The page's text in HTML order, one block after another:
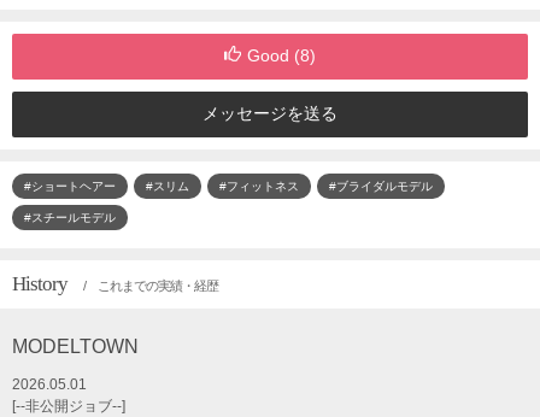
Good (8)
メッセージを送る
#ショートヘアー #スリム #フィットネス #ブライダルモデル
#スチールモデル
History / これまでの実績・経歴
MODELTOWN
2026.05.01
[--非公開ジョブ--]